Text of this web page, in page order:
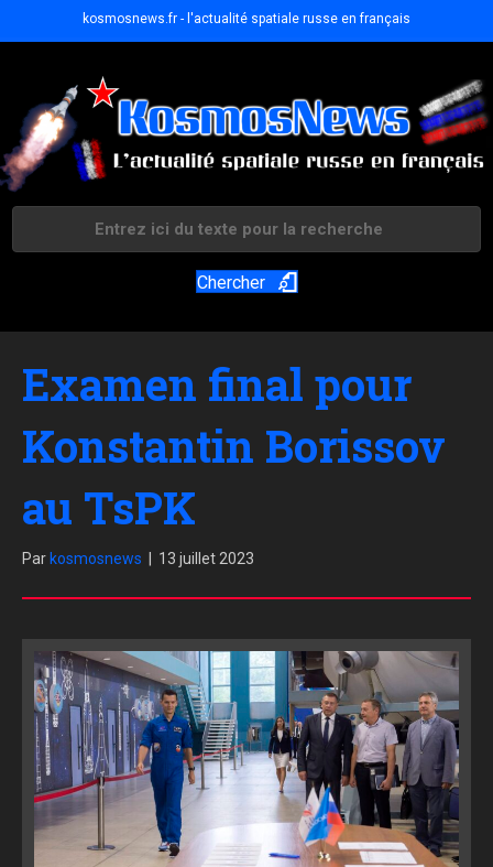
kosmosnews.fr - l'actualité spatiale russe en français
Chercher
Examen final pour
Konstantin Borissov
au TsPK
Par kosmosnews 13 juillet 2023